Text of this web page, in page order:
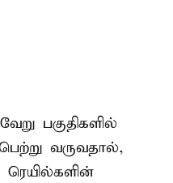
பகுதிகளில்
வருவதால்,
ரெயில்களின்